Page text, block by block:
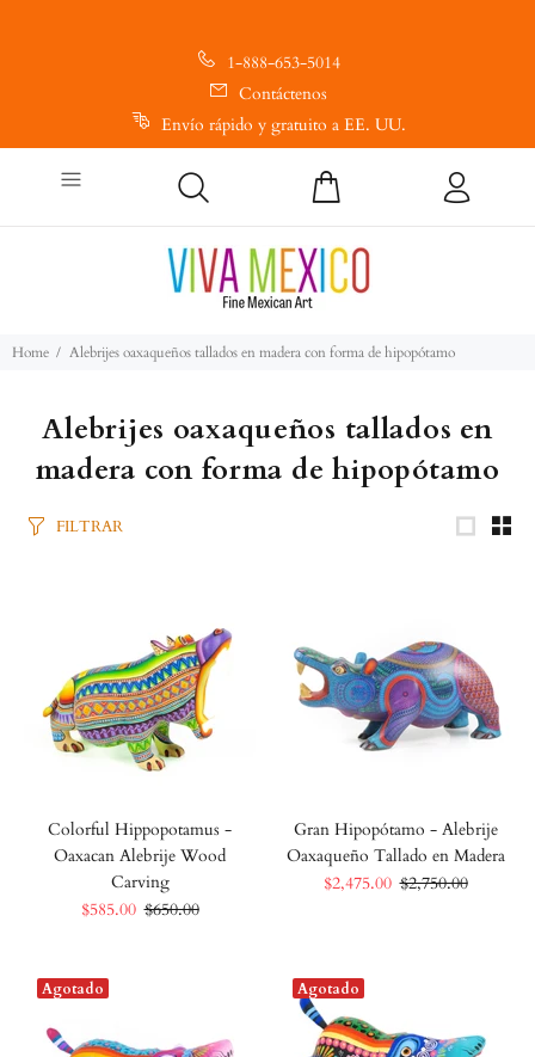
1-888-653-5014
Contáctenos
Envío rápido y gratuito a EE. UU.
Home Alebrijes oaxaqueños tallados en madera con forma de hipopótamo
Alebrijes oaxaqueños tallados en
madera con forma de hipopótamo
FILTRAR
Colorful Hippopotamus -
Oaxacan Alebrije Wood
Carving
$585.00 $650.00
Gran Hipopótamo - Alebrije
Oaxaqueño Tallado en Madera
$2,475.00 $2,750.00
Agotado Agotado